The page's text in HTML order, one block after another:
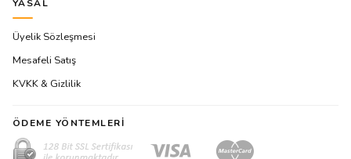
YASAL
Üyelik Sözleşmesi
Mesafeli Satış
KVKK & Gizlilik
ÖDEME YÖNTEMLERI